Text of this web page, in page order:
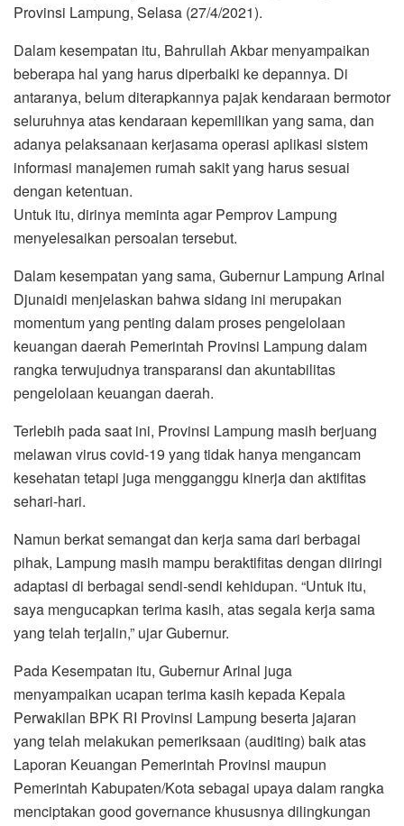
Provinsi Lampung, Selasa (27/4/2021).
Dalam kesempatan itu, Bahrullah Akbar menyampaikan
beberapa hal yang harus diperbaiki ke depannya. Di
antaranya, belum diterapkannya pajak kendaraan bermotor
seluruhnya atas kendaraan kepemilikan yang sama, dan
adanya pelaksanaan kerjasama operasi aplikasi sistem
informasi manajemen rumah sakit yang harus sesuai
dengan ketentuan.
Untuk itu, dirinya meminta agar Pemprov Lampung
menyelesaikan persoalan tersebut.
Dalam kesempatan yang sama, Gubernur Lampung Arinal
Djunaidi menjelaskan bahwa sidang ini merupakan
momentum yang penting dalam proses pengelolaan
keuangan daerah Pemerintah Provinsi Lampung dalam
rangka terwujudnya transparansi dan akuntabilitas
pengelolaan keuangan daerah.
Terlebih pada saat ini, Provinsi Lampung masih berjuang
melawan virus covid-19 yang tidak hanya mengancam
kesehatan tetapi juga mengganggu kinerja dan aktifitas
sehari-hari.
Namun berkat semangat dan kerja sama dari berbagai
pihak, Lampung masih mampu beraktifitas dengan diiringi
adaptasi di berbagai sendi-sendi kehidupan. “Untuk itu,
saya mengucapkan terima kasih, atas segala kerja sama
yang telah terjalin,” ujar Gubernur.
Pada Kesempatan itu, Gubernur Arinal juga
menyampaikan ucapan terima kasih kepada Kepala
Perwakilan BPK RI Provinsi Lampung beserta jajaran
yang telah melakukan pemeriksaan (auditing) baik atas
Laporan Keuangan Pemerintah Provinsi maupun
Pemerintah Kabupaten/Kota sebagai upaya dalam rangka
menciptakan good governance khususnya dilingkungan